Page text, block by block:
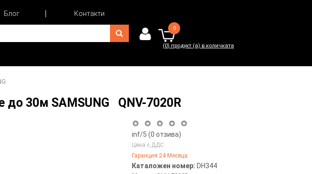
Блог
Контакти
0
(0) продукт (а) в количката
до 30м SAMSUNG QNV-7020R
inf/5 (0 отзива)
Цена с ДДС
Гаранция 24 Месеца.
Каталожен номер: DH344